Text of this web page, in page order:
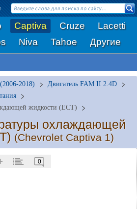
Captiva Cruze
Lacetti
Niva Tahoe Другие
2018)
Двигатель FAM II 2.4D
жидкости (ЕСT)
охлаждающей
(Chevrolet Captiva 1)
0